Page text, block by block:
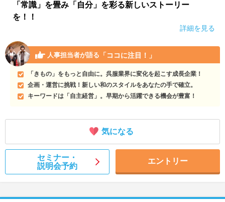
「常識」を畳み「自分」を彩る新しいストーリー
を！！
詳細を見る
人事担当者が語る 「ココに注目！」
「きもの」をもっと自由に。呉服業界に変化を起こす成長企業！
企画・運営に挑戦！新しい和のスタイルをあなたの手で確立。
キーワードは「自主経営」。早期から活躍できる機会が豊富！
気になる
セミナー・
説明会予約
エントリー